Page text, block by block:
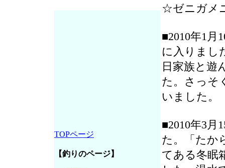
☆ゼニガメ
■2010年1
に入りまし
日家族と遊
た。さっそ
いました。
■2010年3
た。「たか
てある冬眠
TOPページ
【釣りのページ】